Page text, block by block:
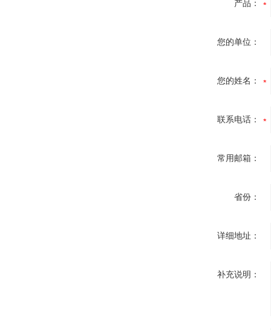
产品：
您的单位：
您的姓名：
联系电话：
常用邮箱：
省份：
详细地址：
补充说明：